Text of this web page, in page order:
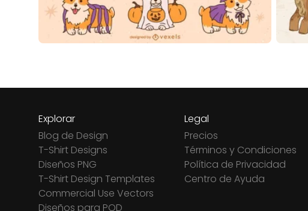
Explorar
Blog de Design
T-Shirt Designs
Diseños PNG
T-Shirt Design Templates
Commercial Use Vectors
Diseños para POD
Legal
Precios
Términos y Condiciones
Política de Privacidad
Centro de Ayuda